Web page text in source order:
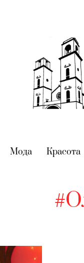
(current)
Мода(current)
Красота